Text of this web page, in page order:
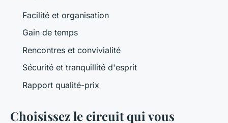
Facilité et organisation
Gain de temps
Rencontres et convivialité
Sécurité et tranquillité d'esprit
Rapport qualité-prix
Choisissez le circuit qui vous